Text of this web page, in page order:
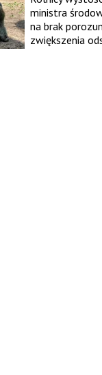
ministra
na brak
zwiększenia